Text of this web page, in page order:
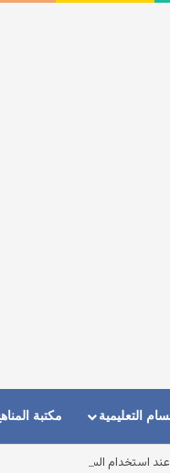
التعليمية مكتبة
استخدام السماعات عندما يكون